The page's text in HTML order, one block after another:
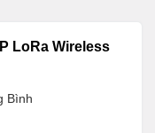
LoRa Wireless
Bình